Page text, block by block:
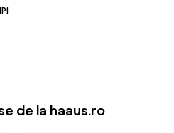
de la haaus.ro